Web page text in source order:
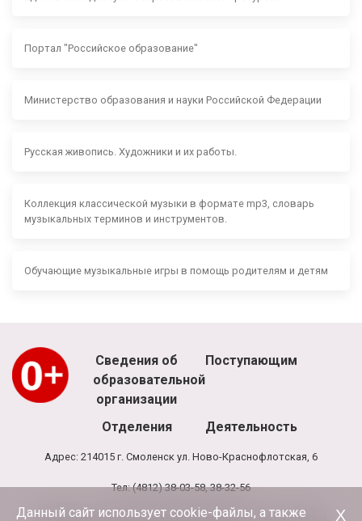
Портал "Российское образование"
Министерство образования и науки Российской Федерации
Русская живопись. Художники и их работы.
Коллекция классической музыки в формате mp3, словарь
музыкальных терминов и инструментов.
Обучающие музыкальные игры в помощь родителям и детям
Сведения об
образовательной
организации
Поступающим
Отделения Деятельность
Адрес: 214015 г. Смоленск ул. Ново-Краснофлотская, 6
Тел: (4812) 38-03-58, 38-32-56
Режим работы школы: 8.00 - 20.00, выходной - воскресенье
Данный сайт использует cookie-файлы, а также Х